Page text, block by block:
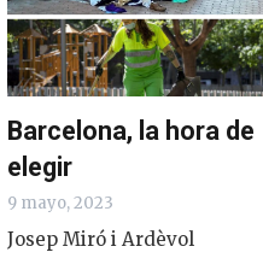
Barcelona, la hora de
elegir
9 mayo, 2023
Josep Miró i Ardèvol